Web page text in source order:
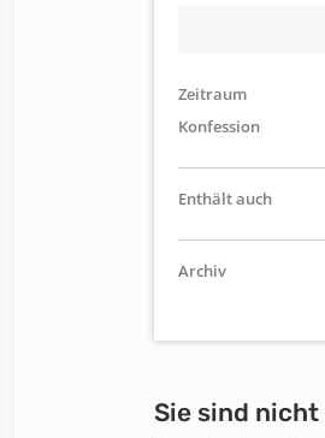
Zeitraum
Konfession
Enthält auch
Archiv
Sie sind